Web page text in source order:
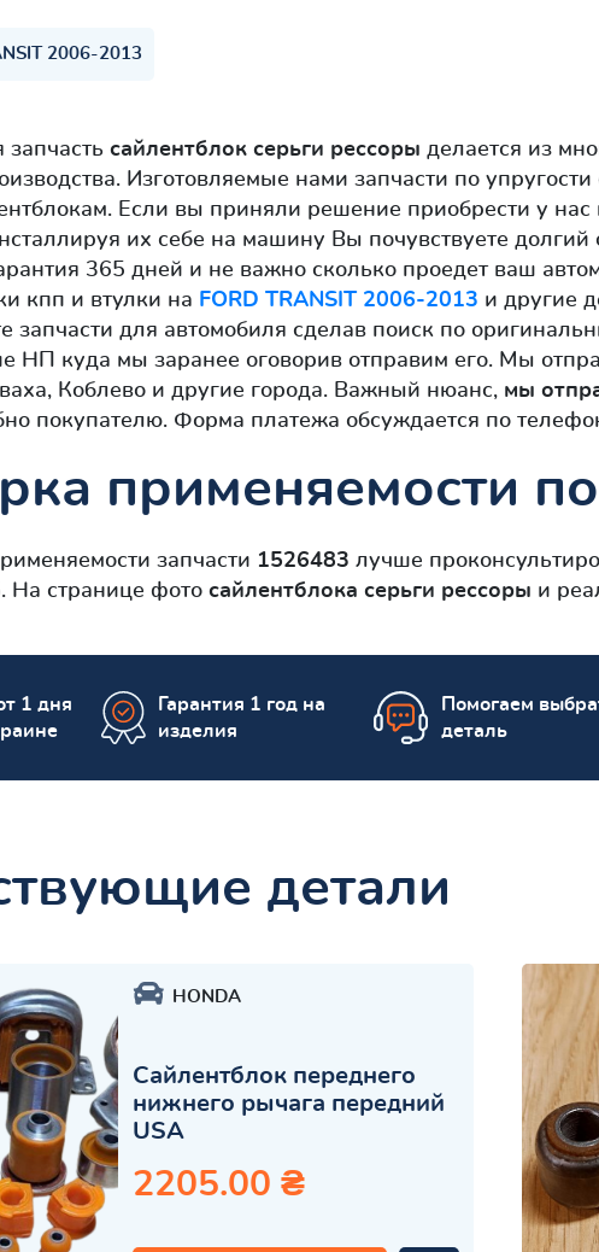
2006-2013
запчасть сайлентблок серьги рессоры делается из
Изготовляемые нами запчасти по
Если вы приняли решение приобрести у нас
их себе на машину Вы почувствуете
365 дней и не важно сколько проедет ваш
кпп и втулки на FORD TRANSIT 2006-2013 и другие
запчасти для автомобиля сделав поиск по
НП куда мы заранее оговорив отправим его. Мы
Коблево и другие города. Важный нюанс, мы
покупателю. Форма платежа обсуждается по
применяемости
запчасти 1526483 лучше
На странице фото сайлентблокa серьги рессоры и
1 дня
Гарантия 1 год на
изделия
Помогаем
деталь
детали
HONDA
Сайлентблок переднего
нижнего рычага передний
USA
2205.00 ₴